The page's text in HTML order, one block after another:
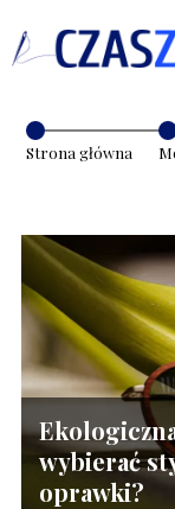
Strona główna
wybierać
oprawki?